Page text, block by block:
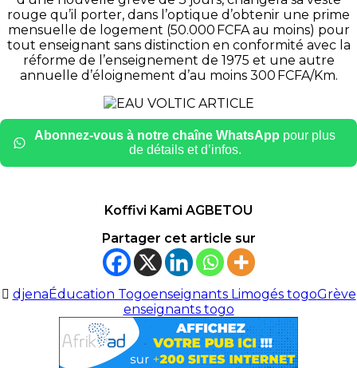
rouge qu’il porter, dans l’optique d’obtenir une prime
mensuelle de logement (50.000 FCFA au moins) pour
tout enseignant sans distinction en conformité avec la
réforme de l’enseignement de 1975 et une autre
annuelle d’éloignement d’au moins 300 FCFA/Km.
Abonnez-vous à notre chaîne WhatsApp pour plus
de détails et d’infos.
Koffivi Kami AGBETOU
Partager cet article sur
djenaÉducation Togoenseignants Limogés togoGrève
enseignants togo